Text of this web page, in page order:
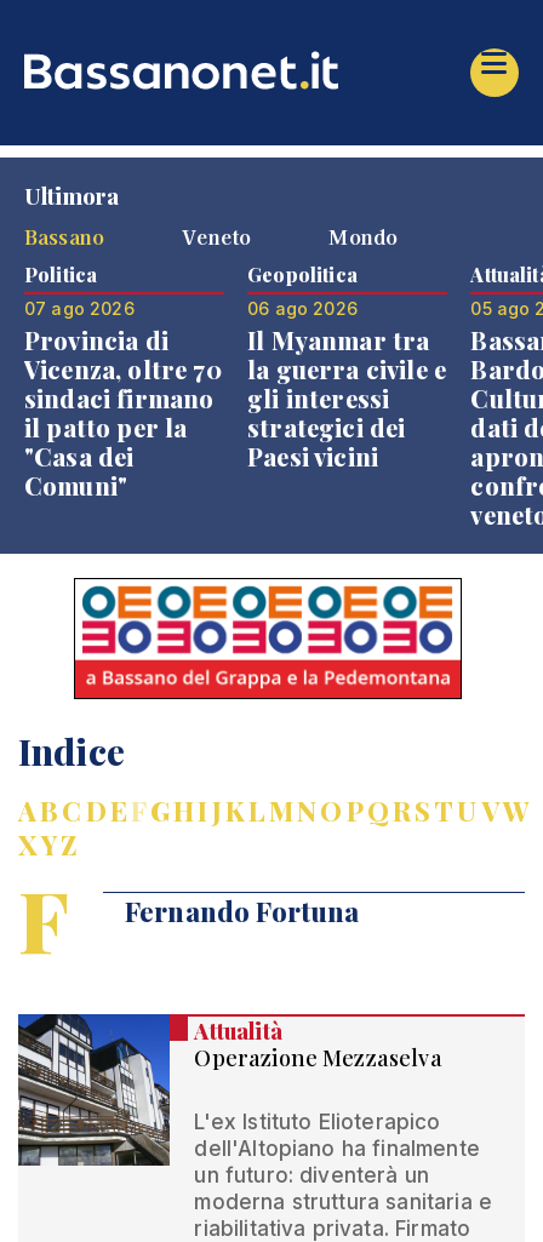
Ultimora
Bassano
Veneto Mondo
Politica
07 ago 2026
Provincia di
Vicenza, oltre 70
sindaci firmano
il patto per la
"Casa dei
Comuni"
Geopolitica
06 ago 2026
Il Myanmar tra
la guerra civile e
gli interessi
strategici dei
Paesi vicini
05 ago
dati
Indice
ABCDEFGHIJKLMNOPQRSTUVW
XYZ
F Fernando Fortuna
Attualità
Operazione Mezzaselva
L'ex Istituto Elioterapico
dell'Altopiano ha finalmente
un futuro: diventerà un
moderna struttura sanitaria e
riabilitativa privata. Firmato